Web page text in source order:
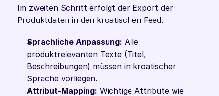
Im zweiten Schritt erfolgt der Export der
Produktdaten in den kroatischen Feed.
Sprachliche Anpassung: Alle
produktrelevanten Texte (Titel,
Beschreibungen) müssen in kroatischer
Sprache vorliegen.
Attribut-Mapping: Wichtige Attribute wie